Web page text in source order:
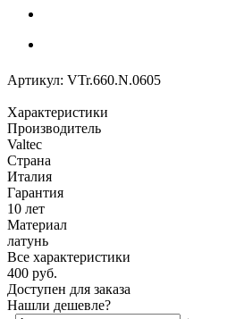
Артикул: VTr.660.N.0605
Характеристики
Производитель
Valtec
Страна
Италия
Гарантия
10 лет
Материал
латунь
Все характеристики
400 руб.
Доступен для заказа
Нашли дешевле?